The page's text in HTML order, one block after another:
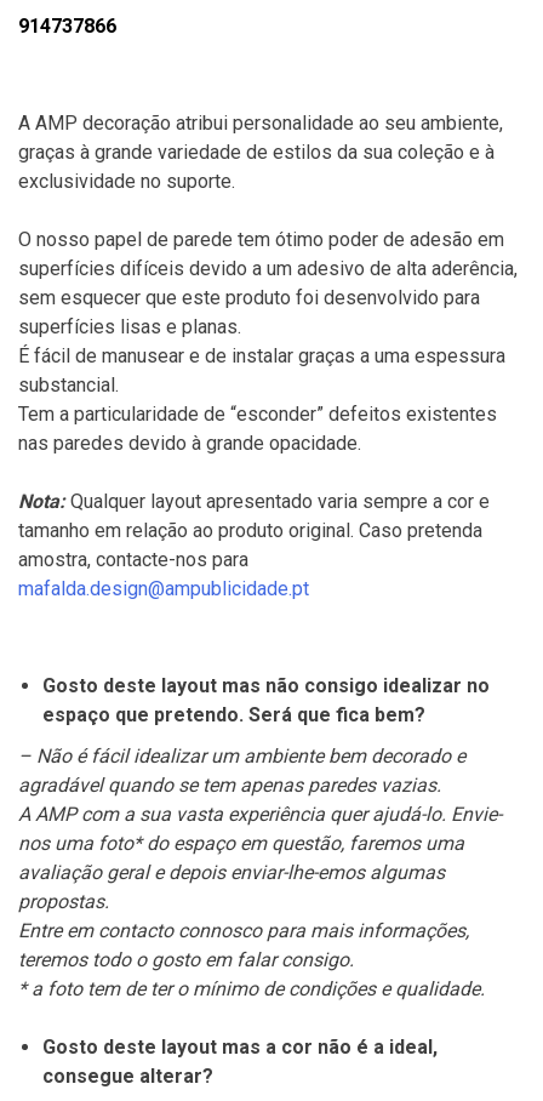
914737866
A AMP decoração atribui personalidade ao seu ambiente,
graças à grande variedade de estilos da sua coleção e à
exclusividade no suporte.
O nosso papel de parede tem ótimo poder de adesão em
superfícies difíceis devido a um adesivo de alta aderência,
sem esquecer que este produto foi desenvolvido para
superfícies lisas e planas.
É fácil de manusear e de instalar graças a uma espessura
substancial.
Tem a particularidade de “esconder” defeitos existentes
nas paredes devido à grande opacidade.
Nota:Qualquer layout apresentado varia sempre a cor e
tamanho em relação ao produto original. Caso pretenda
amostra, contacte-nos para
mafalda.design@ampublicidade.pt
Gosto deste layout mas não consigo idealizar no
espaço que pretendo. Será que fica bem?
– Não é fácil idealizar um ambiente bem decorado e
agradável quando se tem apenas paredes vazias.
A AMP com a sua vasta experiência quer ajudá-lo. Envie-
nos uma foto* do espaço em questão, faremos uma
avaliação geral e depois enviar-lhe-emos algumas
propostas.
Entre em contacto connosco para mais informações,
teremos todo o gosto em falar consigo.
* a foto tem de ter o mínimo de condições e qualidade.
Gosto deste layout mas a cor não é a ideal,
consegue alterar?